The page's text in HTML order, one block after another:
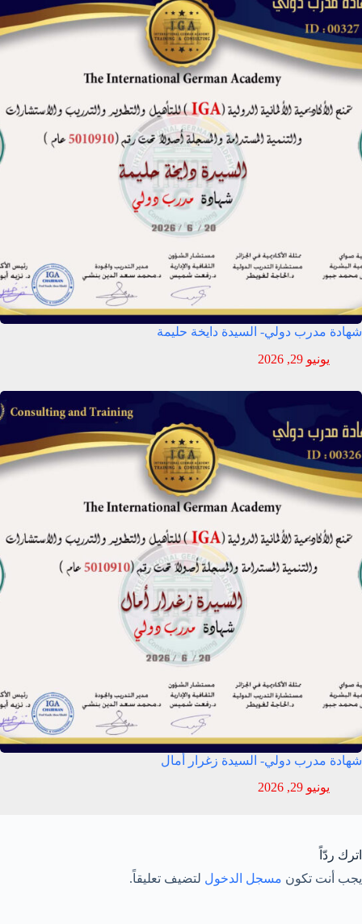
شهادة مدرب دولي- السيدة دايخة حليمة
يونيو 29, 2026
شهادة مدرب دولي- السيدة زغرار أمال
يونيو 29, 2026
اترك ردّاً
يجب أنت تكون مسجل الدخول لتضيف تعليقاً.